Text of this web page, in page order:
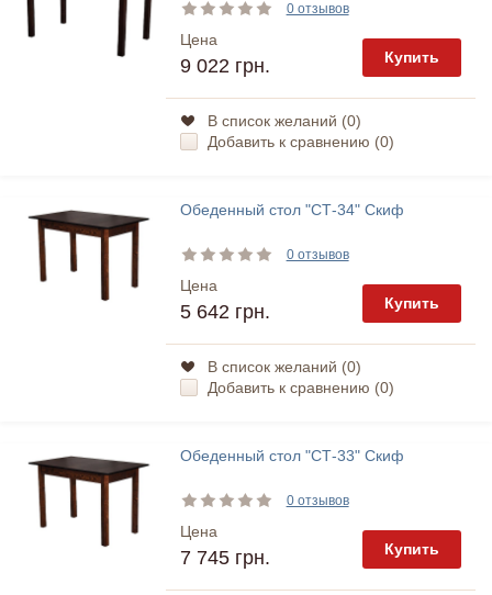
0 отзывов
Цена
9 022 грн. Купить
В список желаний (0)
Добавить к сравнению (0)
Обеденный стол "СТ-34" Скиф
0 отзывов
Цена
5 642 грн. Купить
В список желаний (0)
Добавить к сравнению (0)
Обеденный стол "СТ-33" Скиф
0 отзывов
Цена
7 745 грн. Купить